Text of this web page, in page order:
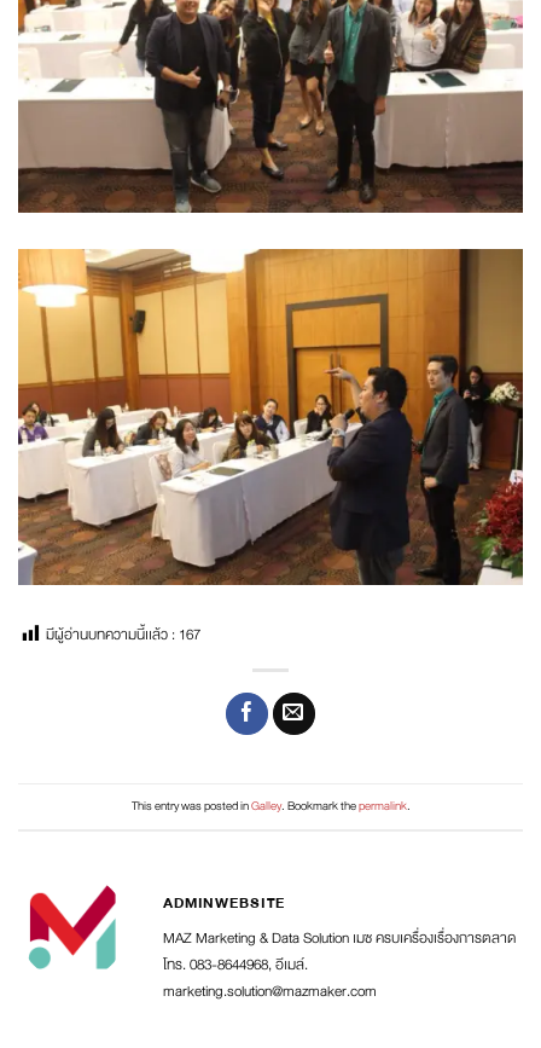
มีผู้อ่านบทความนี้เเล้ว :167
This entry was posted inGalley. Bookmark thepermalink.
ADMINWEBSITE
MAZ Marketing & Data Solution เมซ ครบเครื่องเรื่องการตลาด
โทร. 083-8644968, อีเมล์.
marketing.solution@mazmaker.com